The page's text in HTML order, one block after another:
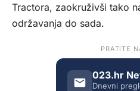
Tractora, zaokruživši tako
održavanja do sada.
PRATITE
023.hr
Dnevni